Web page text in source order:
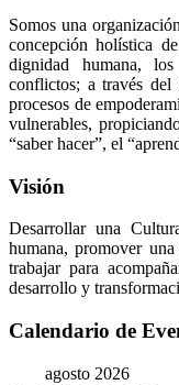
Somos una
concepción holística
dignidad humana,
conflictos; a través
procesos de
vulnerables,
“saber hacer”, el
Visión
Desarrollar una
humana, promover
trabajar para
desarrollo y
Calendario de
agosto 2026